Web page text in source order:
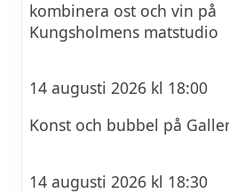
kombinera ost och vin på
Kungsholmens matstudio
14 augusti 2026 kl 18:00
Konst och bubbel på
14 augusti 2026 kl 18:30